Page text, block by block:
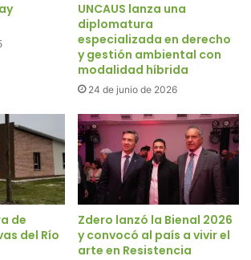
UNCAUS lanza una
diplomatura
especializada en derecho
y gestión ambiental con
modalidad híbrida
24 de junio de 2026
de
del Río
Zdero lanzó la Bienal 2026
y convocó al país a vivir el
arte en Resistencia